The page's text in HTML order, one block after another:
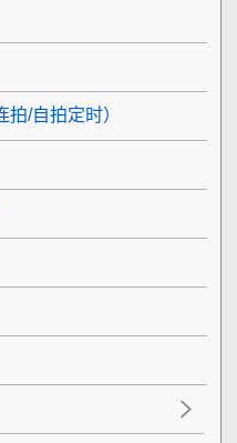
/自拍定时）